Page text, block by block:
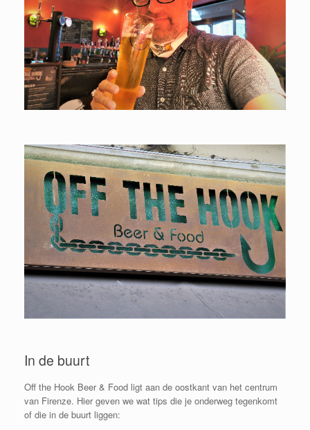
In de buurt
Off the Hook Beer & Food ligt aan de oostkant van het centrum
van Firenze. Hier geven we wat tips die je onderweg tegenkomt
of die in de buurt liggen: